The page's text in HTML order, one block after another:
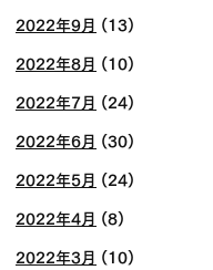
2022年9月 (13)
2022年8月 (10)
2022年7月 (24)
2022年6月 (30)
2022年5月 (24)
2022年4月 (8)
2022年3月 (10)